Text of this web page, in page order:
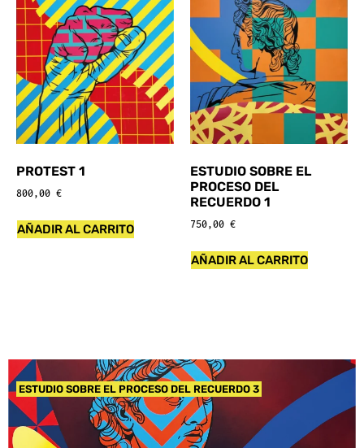
PROTEST 1
800,00 €
AÑADIR AL CARRITO
ESTUDIO SOBRE EL
PROCESO DEL
RECUERDO 1
750,00 €
AÑADIR AL CARRITO
ESTUDIO SOBRE EL PROCESO DEL RECUERDO 3